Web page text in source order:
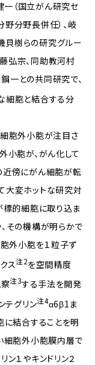
（国立がん研究セ
分野長併任）、岐
樹らの研究グルー
弘宗、同助教河村
一との共同研究で、
細胞と結合する分
胞外小胞が注目さ
小胞が、がん化して
近傍にがん細胞が転
大変ホットな研究対
標的細胞に取り込ま
その機構が明らかで
胞外小胞を１粒子ず
ス注2を空間精度
注3する手法を開発
テグリン注4α6β1ま
結合することを明
細胞外小胞膜内層で
１やキンドリン２